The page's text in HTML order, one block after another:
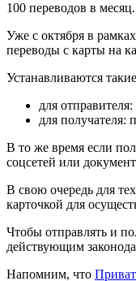
100 переводов в месяц.
Уже с октября в
переводы с карты на
Устанавливаются
для
для
В то же время если
соцсетей или
В свою очередь для
карточкой для
Чтобы отправлять и
действующим
Напомним, что